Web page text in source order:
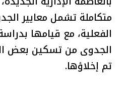
متكاملة تشمل معايير
الفعلية، مع قيامها
الجدوى من تسكين بعض
تم إخلاؤها.